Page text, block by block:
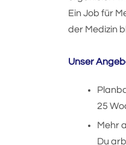
Ein Job für
der Medizin
Unser
25
Mehr
Du